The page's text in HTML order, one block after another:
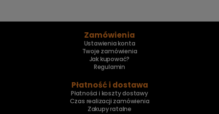
Zamówienia
Ustawienia konta
Twoje zamówienia
Jak kupować?
Regulamin
Płatność i dostawa
Płatności i koszty dostawy
Czas realizacji zamówienia
Zakupy ratalne